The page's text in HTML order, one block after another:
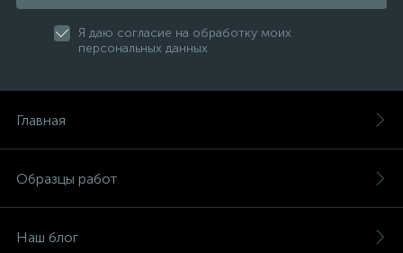
Я даю согласие на обработку моих
персональных данных
Главная
Образцы работ
Наш блог